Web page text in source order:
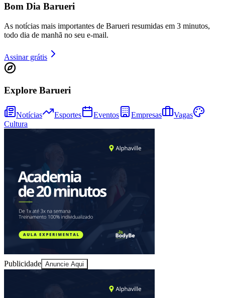
Bom Dia Barueri
As notícias mais importantes de Barueri resumidas em 3 minutos,
todo dia de manhã no seu e-mail.
Assinar grátis
Explore Barueri
Notícias Esportes Eventos Empresas
Vagas
Cultura
Publicidade Anuncie Aqui